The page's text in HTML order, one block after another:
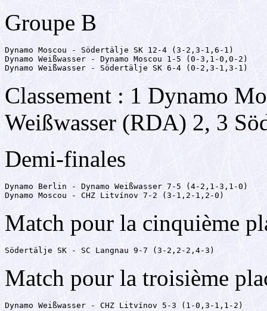
Groupe B
Dynamo Moscou - Södertälje SK 12-4 (3-2,3-1,6-1)
Dynamo Weißwasser - Dynamo Moscou 1-5 (0-3,1-0,0-2)
Dynamo Weißwasser - Södertälje SK 6-4 (0-2,3-1,3-1)
Classement : 1 Dynamo
Weißwasser (RDA) 2, 3
Demi-finales
Dynamo Berlin - Dynamo Weißwasser 7-5 (4-2,1-3,1-0)
Dynamo Moscou - CHZ Litvínov 7-2 (3-1,2-1,2-0)
Match pour la cinquième
Södertälje SK - SC Langnau 9-7 (3-2,2-2,4-3)
Match pour la troisième
Dynamo Weißwasser - CHZ Litvínov 5-3 (1-0,3-1,1-2)